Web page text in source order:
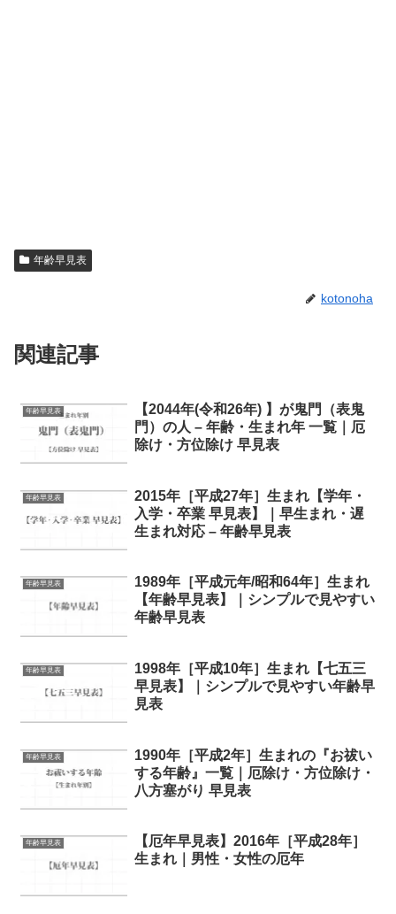
年齢早見表
kotonoha
関連記事
年齢早見表
【2044年(令和26年) 】が鬼門（表鬼
門）の人 – 年齢・生まれ年 一覧｜厄
除け・方位除け 早見表
年齢早見表
2015年［平成27年］生まれ【学年・
入学・卒業 早見表】｜早生まれ・遅
生まれ対応 – 年齢早見表
年齢早見表
1989年［平成元年/昭和64年］生まれ
【年齢早見表】｜シンプルで見やすい
年齢早見表
年齢早見表
1998年［平成10年］生まれ【七五三
早見表】｜シンプルで見やすい年齢早
見表
年齢早見表
1990年［平成2年］生まれの『お祓い
する年齢』一覧｜厄除け・方位除け・
八方塞がり 早見表
年齢早見表
【厄年早見表】2016年［平成28年］
生まれ｜男性・女性の厄年